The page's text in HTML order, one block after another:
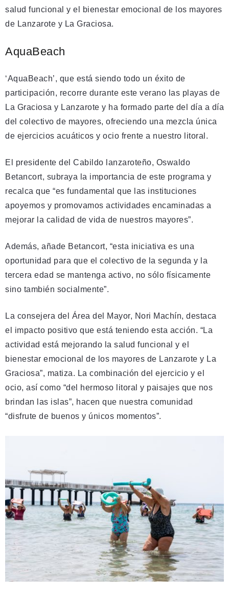
salud funcional y el bienestar emocional de los mayores
de Lanzarote y La Graciosa.
AquaBeach
‘AquaBeach’, que está siendo todo un éxito de
participación, recorre durante este verano las playas de
La Graciosa y Lanzarote y ha formado parte del día a día
del colectivo de mayores, ofreciendo una mezcla única
de ejercicios acuáticos y ocio frente a nuestro litoral.
El presidente del Cabildo lanzaroteño, Oswaldo
Betancort, subraya la importancia de este programa y
recalca que “es fundamental que las instituciones
apoyemos y promovamos actividades encaminadas a
mejorar la calidad de vida de nuestros mayores”.
Además, añade Betancort, “esta iniciativa es una
oportunidad para que el colectivo de la segunda y la
tercera edad se mantenga activo, no sólo físicamente
sino también socialmente”.
La consejera del Área del Mayor, Nori Machín, destaca
el impacto positivo que está teniendo esta acción. “La
actividad está mejorando la salud funcional y el
bienestar emocional de los mayores de Lanzarote y La
Graciosa”, matiza. La combinación del ejercicio y el
ocio, así como “del hermoso litoral y paisajes que nos
brindan las islas”, hacen que nuestra comunidad
“disfrute de buenos y únicos momentos”.